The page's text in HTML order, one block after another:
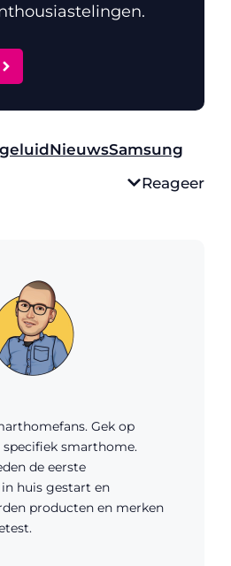
NieuwsSamsung
Reageer
Gek op
smarthome.
de eerste
huis gestart en
producten en merken